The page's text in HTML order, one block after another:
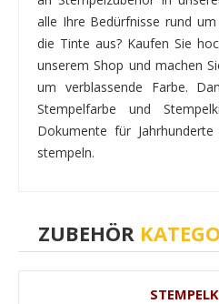
alle Ihre Bedürfnisse rund
die Tinte aus? Kaufen Sie
unserem Shop und machen
um verblassende Farbe.
Stempelfarbe und
Dokumente für
stempeln.
ZUBEHÖR